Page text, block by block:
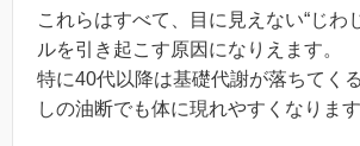
これらはすべて、目に見えない“じわ
ルを引き起こす原因になりえます。
特に40代以降は基礎代謝が落ちてく
しの油断でも体に現れやすくなります